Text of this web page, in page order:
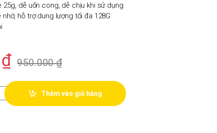
25g, dễ uốn cong, dễ chịu khi sử dụng
hỗ trợ dung lượng tối đa 128G
₫ 950.000₫
Thêm vào giỏ hàng